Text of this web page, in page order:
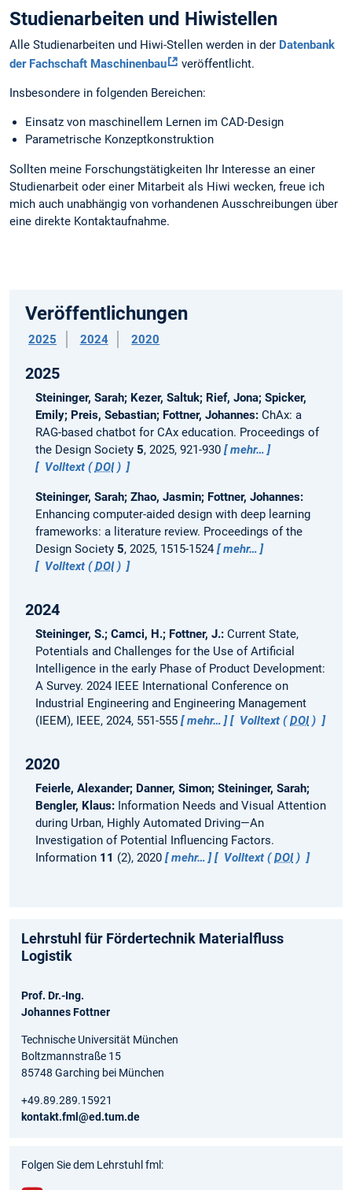
Studienarbeiten und Hiwistellen
Alle Studienarbeiten und Hiwi-Stellen werden in der Datenbank
der Fachschaft Maschinenbau
veröffentlicht.
Insbesondere in folgenden Bereichen:
Einsatz von maschinellem Lernen im CAD-Design
Parametrische Konzeptkonstruktion
Sollten meine Forschungstätigkeiten Ihr Interesse an einer
Studienarbeit oder einer Mitarbeit als Hiwi wecken, freue ich
mich auch unabhängig von vorhandenen Ausschreibungen über
eine direkte Kontaktaufnahme.
Veröffentlichungen
2025 2024 2020
2025
Steininger, Sarah; Kezer, Saltuk; Rief, Jona; Spicker,
Emily; Preis, Sebastian; Fottner, Johannes: ChAx: a
RAG-based chatbot for CAx education. Proceedings of
the Design Society 5, 2025, 921-930
mehr…
Volltext (DOI)
Steininger, Sarah; Zhao, Jasmin; Fottner, Johannes:
Enhancing computer-aided design with deep learning
frameworks: a literature review. Proceedings of the
Design Society 5, 2025, 1515-1524
mehr…
Volltext (DOI)
2024
Steininger, S.; Camci, H.; Fottner, J.: Current State,
Potentials and Challenges for the Use of Artificial
Intelligence in the early Phase of Product Development:
A Survey. 2024 IEEE International Conference on
Industrial Engineering and Engineering Management
(IEEM), IEEE, 2024, 551-555
mehr… Volltext (DOI)
2020
Feierle, Alexander; Danner, Simon; Steininger, Sarah;
Bengler, Klaus: Information Needs and Visual Attention
during Urban, Highly Automated Driving—An
Investigation of Potential Influencing Factors.
Information 11 (2), 2020 mehr… Volltext (DOI)
Lehrstuhl für Fördertechnik Materialfluss
Logistik
Prof. Dr.-Ing.
Johannes Fottner
Technische Universität München
Boltzmannstraße 15
85748 Garching bei München
+49.89.289.15921
kontakt.fml@ed.tum.de
Folgen Sie dem Lehrstuhl fml: